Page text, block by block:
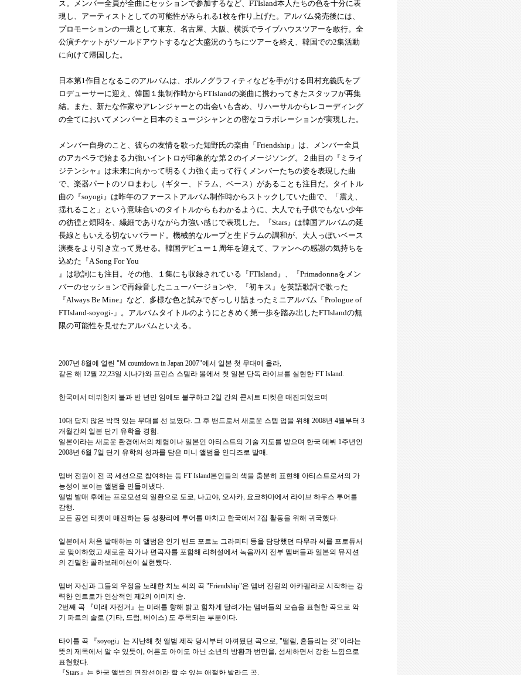
ス。メンバー全員が全曲にセッションで参加するなど、FTIsland本人たちの色を十分に表
現し、アーティストとしての可能性がみられる1枚を作り上げた。アルバム発売後には、
プロモーションの一環として東京、名古屋、大阪、横浜でライブハウスツアーを敢行。全
公演チケットがソールドアウトするなど大盛況のうちにツアーを終え、韓国での2集活動
に向けて帰国した。
日本第1作目となるこのアルバムは、ポルノグラフィティなどを手がける田村充義氏をプ
ロデューサーに迎え、韓国１集制作時からFTIslandの楽曲に携わってきたスタッフが再集
結。また、新たな作家やアレンジャーとの出会いも含め、リハーサルからレコーディング
の全てにおいてメンバーと日本のミュージシャンとの密なコラボレーションが実現した。
メンバー自身のこと、彼らの友情を歌った知野氏の楽曲「Friendship」は、メンバー全員
のアカペラで始まる力強いイントロが印象的な第２のイメージソング。２曲目の『ミライ
ジテンシャ』は未来に向かって明るく力強く走って行くメンバーたちの姿を表現した曲
で、楽器パートのソロまわし（ギター、ドラム、ベース）があることも注目だ。タイトル
曲の『soyogi』は昨年のファーストアルバム制作時からストックしていた曲で、「震え、
揺れること」という意味合いのタイトルからもわかるように、大人でも子供でもない少年
の彷徨と煩悶を、繊細でありながら力強い感じで表現した。『Stars』は韓国アルバムの延
長線ともいえる切ないバラード。機械的なループと生ドラムの調和が、大人っぽいベース
演奏をより引き立って見せる。韓国デビュー１周年を迎えて、ファンへの感謝の気持ちを
込めた『A Song For You
』は歌詞にも注目。その他、１集にも収録されている『FTIsland』、『Primadonnaをメン
バーのセッションで再録音したニューバージョンや、『初キス』を英語歌詞で歌った
『Always Be Mine』など、多様な色と試みでぎっしり詰まったミニアルバム「Prologue of
FTIsland-soyogi-」。アルバムタイトルのようにときめく第一歩を踏み出したFTIslandの無
限の可能性を見せたアルバムといえる。
2007년 8월에 열린 "M countdown in Japan 2007"에서 일본 첫 무대에 올라,
같은 해 12월 22,23일 시나가와 프린스 스텔라 볼에서 첫 일본 단독 라이브를 실현한 FT Island.
한국에서 데뷔한지 불과 반 년만 임에도 불구하고 2일 간의 콘서트 티켓은 매진되었으며
10대 답지 않은 박력 있는 무대를 선 보였다. 그 후 밴드로서 새로운 스텝 업을 위해 2008년 4월부터 3
개월간의 일본 단기 유학을 경험 .
일본이라는 새로운 환경에서의 체험이나 일본인 아티스트의 기술 지도를 받으며 한국 데뷔 1주년인
2008년 6월 7일 단기 유학의 성과를 담은 미니 앨범을 인디즈로 발매 .
멤버 전원이 전 곡 세션으로 참여하는 등 FT Island본인들의 색을 충분히 표현해 아티스트로서의 가
능성이 보이는 앨범을 만들어냈다.
앨범 발매 후에는 프로모션의 일환으로 도쿄, 나고야, 오사카, 요코하마에서 라이브 하우스 투어를
감행.
모든 공연 티켓이 매진하는 등 성황리에 투어를 마치고 한국에서 2집 활동을 위해 귀국했다.
일본에서 처음 발매하는 이 앨범은 인기 밴드 포르노 그라피티 등을 담당했던 타무라 씨를 프로듀서
로 맞이하였고 새로운 작가나 편곡자를 포함해 리허설에서 녹음까지 전부 멤버들과 일본의 뮤지션
의 긴밀한 콜라보레이션이 실현됐다.
멤버 자신과 그들의 우정을 노래한 치노 씨의 곡 "Friendship"은 멤버 전원의 아카펠라로 시작하는 강
력한 인트로가 인상적인 제 2의 이미지 송.
2번째 곡 『미래 자전거』는 미래를 향해 밝고 힘차게 달려가는 멤버들의 모습을 표현한 곡으로 악
기 파트의 솔로 (기타, 드럼, 베이스) 도 주목되는 부분이다.
타이틀 곡 『soyogi』는 지난해 첫 앨범 제작 당시부터 아껴뒀던 곡으로, "떨림, 흔들리는 것"이라는
뜻의 제목에서 알 수 있듯이 , 어른도 아이도 아닌 소년의 방황과 번민을, 섬세하면서 강한 느낌으로
표현했다.
『Stars』는 한국 앨범의 연장선이라 할 수 있는 애절한 발라드 곡.